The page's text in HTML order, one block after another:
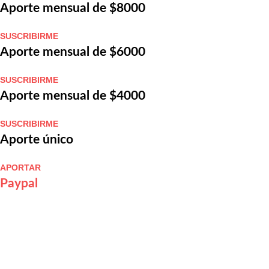
Aporte mensual de $8000
SUSCRIBIRME
Aporte mensual de $6000
SUSCRIBIRME
Aporte mensual de $4000
SUSCRIBIRME
Aporte único
APORTAR
Paypal